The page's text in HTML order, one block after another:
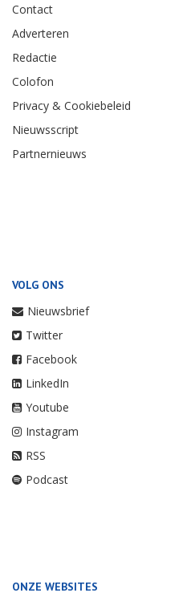
Contact
Adverteren
Redactie
Colofon
Privacy & Cookiebeleid
Nieuwsscript
Partnernieuws
VOLG ONS
Nieuwsbrief
Twitter
Facebook
LinkedIn
Youtube
Instagram
RSS
Podcast
ONZE WEBSITES